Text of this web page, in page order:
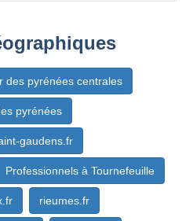
des pyrénées centrales
pyrénées
gaudens.fr
Professionnels à Tournefeuille
rieumes.fr